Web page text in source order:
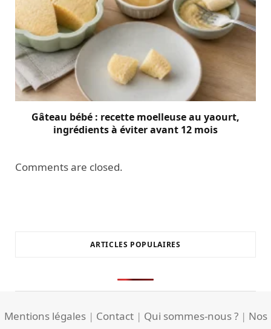
Gâteau bébé : recette moelleuse au yaourt,
ingrédients à éviter avant 12 mois
Comments are closed.
ARTICLES POPULAIRES
Mentions légales| Contact| Qui sommes-nous ?| Nos